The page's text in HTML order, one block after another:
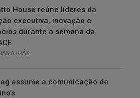
House reúne líderes da
executiva, inovação e
durante a semana da
ATRÁS
assume a comunicação de